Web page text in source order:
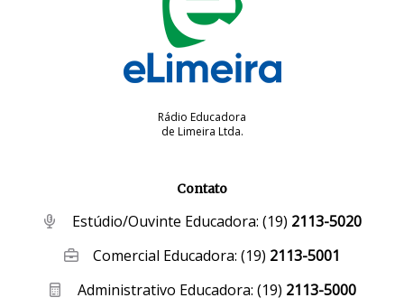
Rádio Educadora
de Limeira Ltda.
Contato
Estúdio/Ouvinte Educadora: (19) 2113-5020
Comercial Educadora:(19) 2113-5001
Administrativo Educadora: (19) 2113-5000